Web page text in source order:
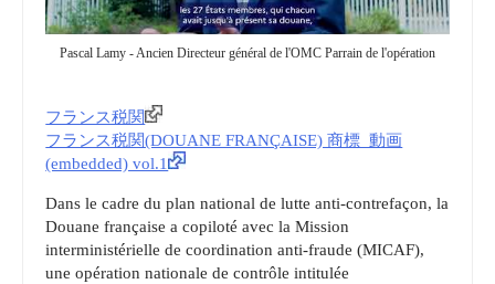
Pascal Lamy - Ancien Directeur général de l'OMC Parrain de l'opération
フランス税関
フランス税関(DOUANE FRANÇAISE) 商標_動画
(embedded) vol.1
Dans le cadre du plan national de lutte anti-contrefaçon, la
Douane française a copiloté avec la Mission
interministérielle de coordination anti-fraude (MICAF),
une opération nationale de contrôle intitulée